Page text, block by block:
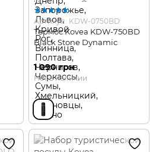
Артикул: KDW-0750BD
Термос Kovea KDW-750BD
Black Stone Dynamic
1 090 грн
Нет в наличии